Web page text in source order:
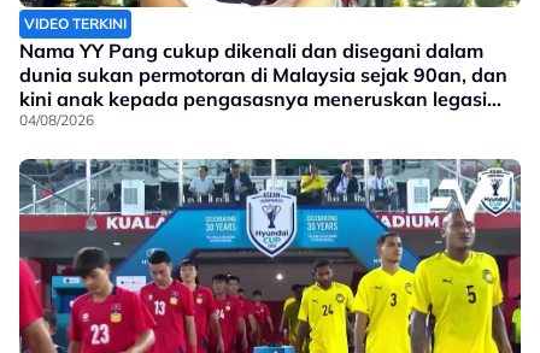
VIDEO TERKINI
Nama YY Pang cukup dikenali dan disegani dalam
dunia sukan permotoran di Malaysia sejak 90an, dan
kini anak kepada pengasasnya meneruskan legasi
yang telah ditinggalkan
04/08/2026